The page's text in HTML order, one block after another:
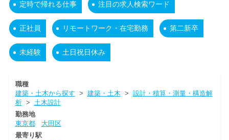
定時で帰れる仕事 注目の求人検索ワード
正社員 リモートワーク・在宅勤務 第二新卒
未経験 土日祝日休み
職種
建築・土木から探す > 建築・土木 > 設計・積算・測量・構造解
析> 土木設計
勤務地
東京都
大田区
最寄り駅